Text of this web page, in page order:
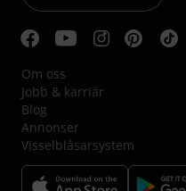
Om oss
Jobb & karriär
Blog
Annonser
Visselblåsarsystem